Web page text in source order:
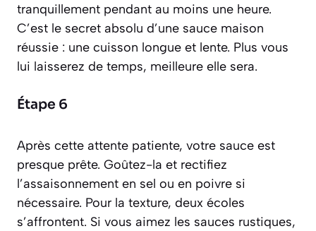
tranquillement pendant au moins une heure.
C’est le secret absolu d’une sauce maison
réussie : une cuisson longue et lente. Plus vous
lui laisserez de temps, meilleure elle sera.
Étape 6
Après cette attente patiente, votre sauce est
presque prête. Goûtez-la et rectifiez
l’assaisonnement en sel ou en poivre si
nécessaire. Pour la texture, deux écoles
s’affrontent. Si vous aimez les sauces rustiques,